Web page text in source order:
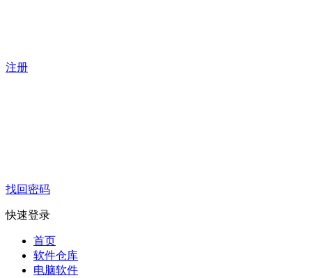
注册
找回密码
快速登录
首页
软件仓库
电脑软件